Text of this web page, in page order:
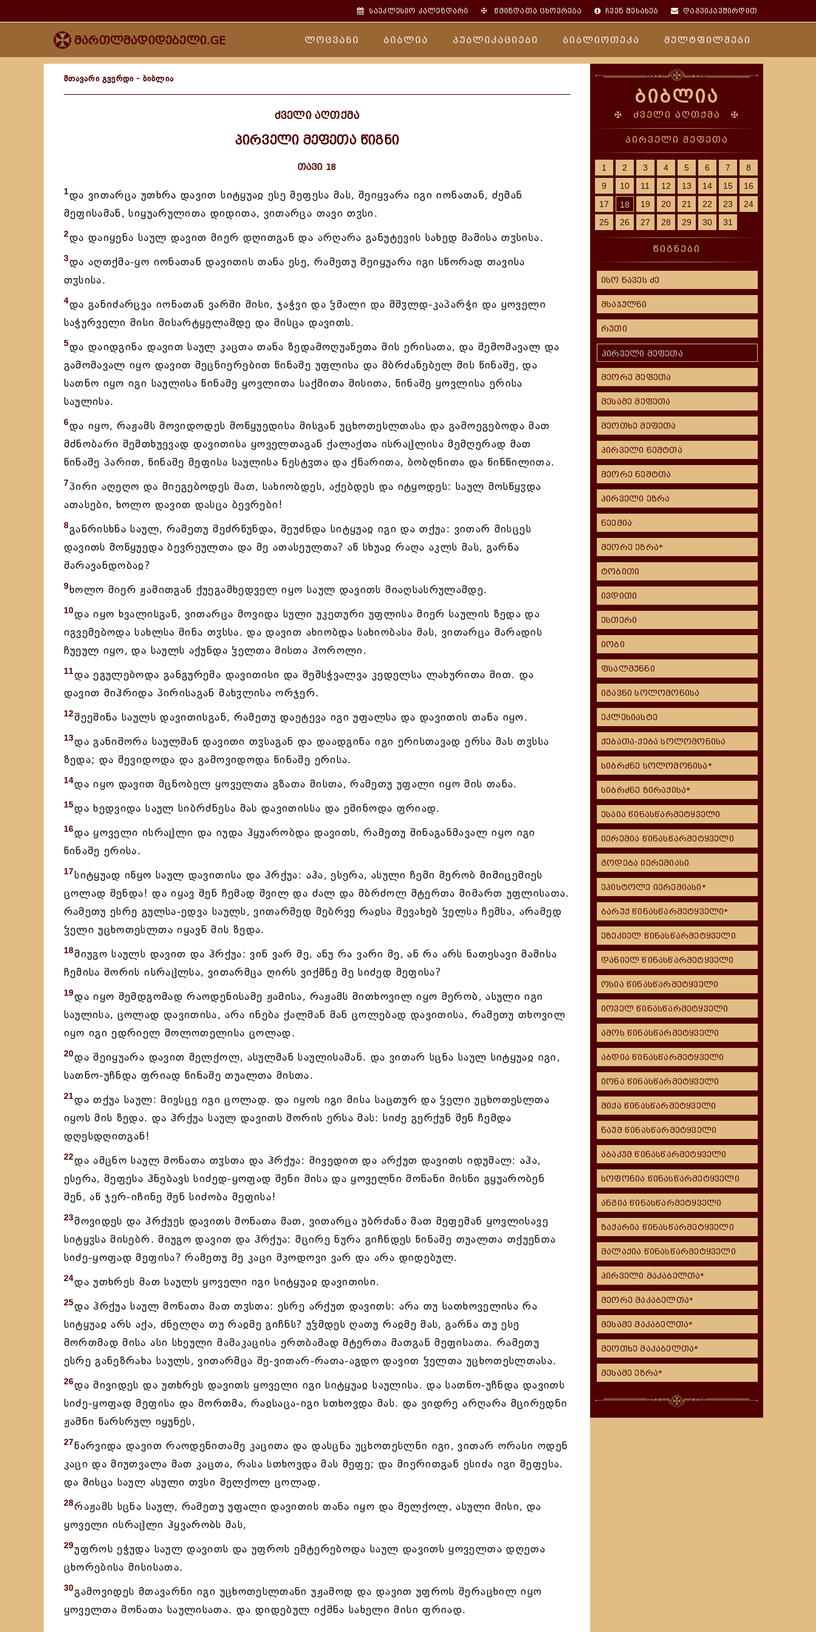
საეკლესიო კალენდარი ✠წმინდათა ცხოვრება ჩვენ შესახებ დაგვიკავშირდით
მართლმადიდებელი.GE ლოცვანი ბიბლია პუბლიკაციები ბიბლიოთეკა მულტფილმები
მთავარი გვერდი - ბიბლია
ძველი აღთქმა
პირველი მეფეთა წიგნი
თავი 18
1და ვითარცა უთხრა დავით სიტყუაჲ ესე მეფესა მას, შეიყვარა იგი იონათან, ძემან
მეფისამან, სიყუარულითა დიდითა, ვითარცა თავი თჳსი.
2და დაიყენა საულ დავით მიერ დღითგან და არღარა განუტევის სახედ მამისა თჳსისა.
3და აღთქმა-ყო იონათან დავითის თანა ესე, რამეთუ შეიყუარა იგი სწორად თავისა
თჳსისა.
4და განიძარცვა იონათან ვარში მისი, ჯაჭვი და ჴმალი და მშჳლდ-კაპარჭი და ყოველი
საჭურველი მისი მისარტყელამდე და მისცა დავითს.
5და დაიდგინა დავით საულ კაცთა თანა ზედამოღუაწეთა მის ერისათა, და შემომავალ და
გამომავალ იყო დავით მეცნიერებით წინაშე უფლისა და მბრძანებელ მის წინაშე, და
სათნო იყო იგი საულისა წინაშე ყოვლითა საქმითა მისითა, წინაშე ყოვლისა ერისა
საულისა.
6და იყო, რაჟამს მოვიდოდეს მოწყუედისა მისგან უცხოთესლთასა და გამოეგებოდა მათ
მძნობარი შემთხუევად დავითისა ყოველთაგან ქალაქთა ისრაჱლისა მემღერად მათ
წინაშე პარით, წინაშე მეფისა საულისა ნესტჳთა და ქნარითა, ბობღნითა და წინწილითა.
7პირი აღეღო და მიეგებოდეს მათ, სახიობდეს, აქებდეს და იტყოდეს: საულ მოსწყჳდა
ათასები, ხოლო დავით დასცა ბევრები!
8განრისხნა საულ, რამეთუ შეძრწუნდა, შეუძნდა სიტყუაჲ იგი და თქუა: ვითარ მისცეს
დავითს მოწყუედა ბევრეულთა და მე ათასეულთა? აწ სხუაჲ რაღა აკლს მას, გარნა
შარავანდობაჲ?
9ხოლო მიერ ჟამითგან ქუეგამხედველ იყო საულ დავითს მიაღსასრულამდე.
10და იყო ხვალისგან, ვითარცა მოვიდა სული უკეთური უფლისა მიერ საულის ზედა და
იგვემებოდა სახლსა შინა თჳსსა. და დავით ახიობდა სახიობასა მას, ვითარცა მარადის
ჩუეულ იყო, და საულს აქუნდა ჴელთა მისთა ჰოროლი.
11და ეგულებოდა განგურემა დავითისი და შემსჭვალვა კედელსა ლახურითა მით. და
დავით მიჰრიდა პირისაგან მახჳლისა ორჯერ.
12შეეშინა საულს დავითისგან, რამეთუ დაეტევა იგი უფალსა და დავითის თანა იყო.
13და განიშორა საულმან დავითი თჳსაგან და დაადგინა იგი ერისთავად ერსა მას თჳსსა
ზედა; და შევიდოდა და გამოვიდოდა წინაშე ერისა.
14და იყო დავით მცნობელ ყოველთა გზათა მისთა, რამეთუ უფალი იყო მის თანა.
15და ხედვიდა საულ სიბრძნესა მას დავითისსა და ეშინოდა ფრიად.
16და ყოველი ისრაჱლი და იუდა ჰყუარობდა დავითს, რამეთუ შინაგანმავალ იყო იგი
წინაშე ერისა.
17სიტყუად იწყო საულ დავითისა და ჰრქუა: აჰა, ესერა, ასული ჩემი მერობ მიმიცემიეს
ცოლად შენდა! და იყავ შენ ჩემად შვილ და ძალ და მბრძოლ მტერთა მიმართ უფლისათა.
რამეთუ ესრე გულსა-ედვა საულს, ვითარმედ მებრვე რაჲსა შევახებ ჴელსა ჩემსა, არამედ
ჴელი უცხოთესლთა იყავნ მის ზედა.
18მიუგო საულს დავით და ჰრქუა: ვინ ვარ მე, ანუ რა ვარი მე, ან რა არს ნათესავი მამისა
ჩემისა შორის ისრაჱლსა, ვითარმცა ღირს ვიქმნე მე სიძედ მეფისა?
19და იყო შემდგომად რაოდენისამე ჟამისა, რაჟამს მითხოვილ იყო მერობ, ასული იგი
საულისა, ცოლად დავითისა, არა ინება ქალმან მან ცოლებად დავითისა, რამეთუ თხოვილ
იყო იგი ედრიელ მოლოთელისა ცოლად.
20და შეიყუარა დავით მელქოლ, ასულმან საულისამან. და ვითარ სცნა საულ სიტყუაჲ იგი,
სათნო-უჩნდა ფრიად წინაშე თუალთა მისთა.
21და თქუა საულ: მივსცე იგი ცოლად. და იყოს იგი მისა საცთურ და ჴელი უცხოთესლთა
იყოს მის ზედა. და ჰრქუა საულ დავითს შორის ერსა მას: სიძე გერქუნ შენ ჩემდა
დღესდღითგან!
22და ამცნო საულ მონათა თჳსთა და ჰრქუა: მივედით და არქუთ დავითს იდუმალ: აჰა,
ესერა, მეფესა ჰნებავს სიძედ-ყოფად შენი მისა და ყოველნი მონანი მისნი გყუარობენ
შენ, აწ ჯერ-იჩინე შენ სიძობა მეფისა!
23მოვიდეს და ჰრქუეს დავითს მონათა მათ, ვითარცა უბრძანა მათ მეფემან ყოვლისავე
სიტყჳსა მისებრ. მიუგო დავით და ჰრქუა: მცირე ნურა გიჩნდეს წინაშე თუალთა თქუენთა
სიძე-ყოფად მეფისა? რამეთუ მე კაცი მკოდოვი ვარ და არა დიდებულ.
24და უთხრეს მათ საულს ყოველი იგი სიტყუაჲ დავითისი.
25და ჰრქუა საულ მონათა მათ თჳსთა: ესრე არქუთ დავითს: არა თუ სათხოველისა რა
სიტყუაჲ არს აქა, ძნელღა თუ რაჲმე გიჩნს? უჴმდეს ღათუ რაჲმე მას, გარნა თუ ესე
მორთმად მისა ასი სხეული მამაკაცისა ერთბამად მტერთა მათგან მეფისათა. რამეთუ
ესრე განეზრახა საულს, ვითარმცა შე-ვითარ-რათა-აგდო დავით ჴელთა უცხოთესლთასა.
26და მივიდეს და უთხრეს დავითს ყოველი იგი სიტყუაჲ საულისა. და სათნო-უჩნდა დავითს
სიძე-ყოფად მეფისა და მორთმა, რაჲსაცა-იგი სთხოვდა მას. და ვიდრე არღარა მცირედნი
ჟამნი წარსრულ იყუნეს,
27წარვიდა დავით რაოდენითამე კაცითა და დასცნა უცხოთესლნი იგი, ვითარ ორასი ოდენ
კაცი და მიუთვალა მათ კაცთა, რასა სთხოვდა მას მეფე; და მიერითგან ესიძა იგი მეფესა.
და მისცა საულ ასული თჳსი მელქოლ ცოლად.
28რაჟამს სცნა საულ, რამეთუ უფალი დავითის თანა იყო და მელქოლ, ასული მისი, და
ყოველი ისრაჱლი ჰყვარობს მას,
29უფროს ეჭუდა საულ დავითს და უფროს ემტერებოდა საულ დავითს ყოველთა დღეთა
ცხორებისა მისისათა.
30გამოვიდეს მთავარნი იგი უცხოთესლთანი უჟამოდ და დავით უფროს შერაცხილ იყო
ყოველთა მონათა საულისათა. და დიდებულ იქმნა სახელი მისი ფრიად.
ბიბლია
✠ ძველი აღთქმა ✠
პირველი მეფეთა
1 2 3 4 5 6 7
8
9
10 11 12 13 14 15
16
17
18 19 20 21 22 23
24
25
26 27 28 29 30 31
წიგნები
ისო ნავეს ძე
მსაჯულნი
რუთი
პირველი მეფეთა
მეორე მეფეთა
მესამე მეფეთა
მეოთხე მეფეთა
პირველი ნეშტთა
მეორე ნეშტთა
პირველი ეზრა
ნეემია
მეორე ეზრა*
ტობითი
ივდითი
ესთერი
იობი
ფსალმუნნი
იგავნი სოლომონისა
ეკლესიასტე
ქებათა-ქება სოლომონისა
სიბრძნე სოლომონისა*
სიბრძნე ზირაქისა*
ესაია წინასწარმეტყველი
იერემია წინასწარმეტყველი
გოდება იერემიასი
ეპისტოლე იერემიასი*
ბარუქ წინასწარმეტყველი*
ეზეკიელ წინასწარმეტყველი
დანიელ წინასწარმეტყველი
ოსია წინასწარმეტყველი
იოველ წინასწარმეტყველი
ამოს წინასწარმეტყველი
აბდია წინასწარმეტყველი
იონა წინასწარმეტყველი
მიქა წინასწარმეტყველი
ნაუმ წინასწარმეტყველი
აბაკუმ წინასწარმეტყველი
სოფონია წინასწარმეტყველი
ანგია წინასწარმეტყველი
ზაქარია წინასწარმეტყველი
მალაქია წინასწარმეტყველი
პირველი მაკაბელთა*
მეორე მაკაბელთა*
მესამე მაკაბელთა*
მეოთხე მაკაბელთა*
მესამე ეზრა*